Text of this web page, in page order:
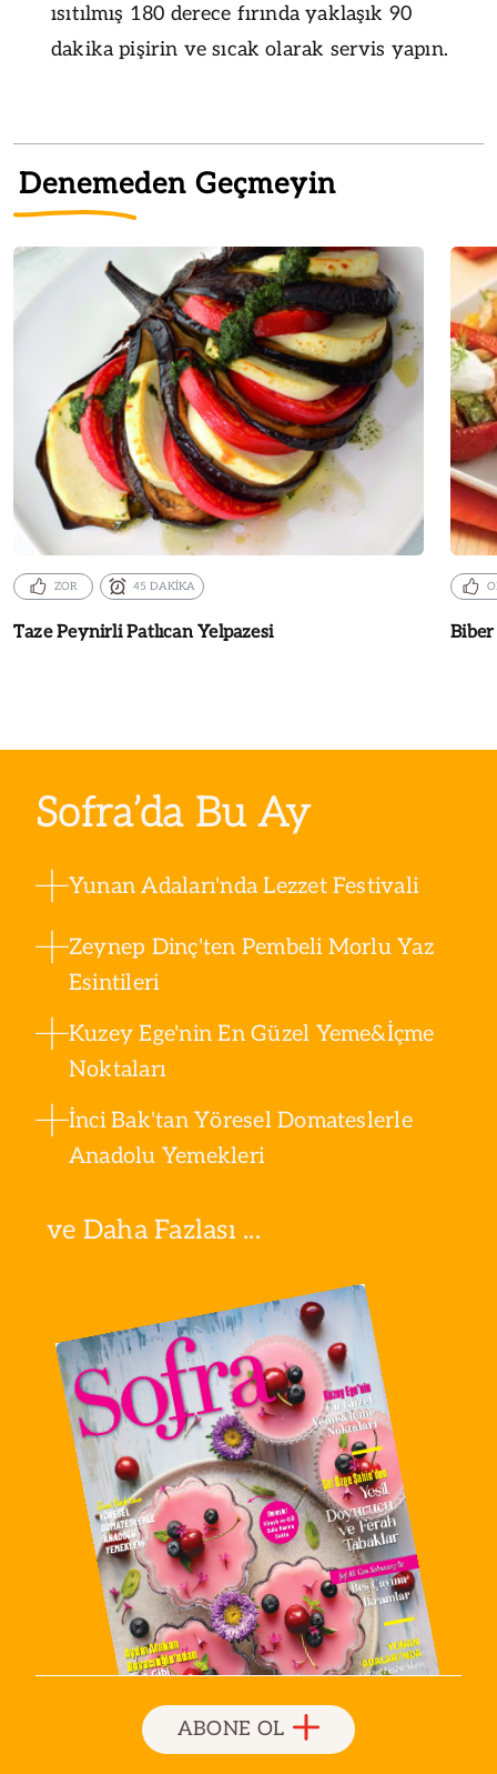
ısıtılmış 180 derece fırında yaklaşık 90
dakika pişirin ve sıcak olarak servis yapın.
Denemeden Geçmeyin
ZOR 45 DAKİKA
Taze Peynirli Patlıcan Yelpazesi Biber
Sofra’da Bu Ay
Yunan Adaları'nda Lezzet Festivali
Zeynep Dinç'ten Pembeli Morlu Yaz
Esintileri
Kuzey Ege'nin En Güzel Yeme&İçme
Noktaları
İnci Bak'tan Yöresel Domateslerle
Anadolu Yemekleri
ve Daha Fazlası ...
ABONE OL